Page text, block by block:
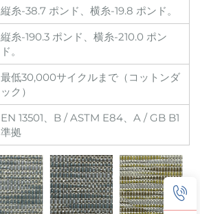
縦糸-38.7 ポンド、横糸-19.8 ポンド。
縦糸-190.3 ポンド、横糸-210.0 ポン
ド。
最低30,000サイクルまで（コットンダ
ック）
EN 13501、B / ASTM E84、A / GB B1
準拠